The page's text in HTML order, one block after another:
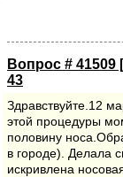
Вопрос # 41509
43
Здравствуйте.12
этой процедуры
половину
в городе). Делала
искривлена